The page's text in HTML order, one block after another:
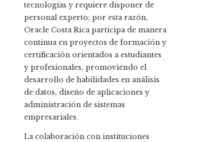
tecnologías y requiere disponer de
personal experto; por esta razón,
Oracle Costa Rica participa de manera
continua en proyectos de formación y
certificación orientados a estudiantes
y profesionales, promoviendo el
desarrollo de habilidades en análisis
de datos, diseño de aplicaciones y
administración de sistemas
empresariales.
La colaboración con instituciones